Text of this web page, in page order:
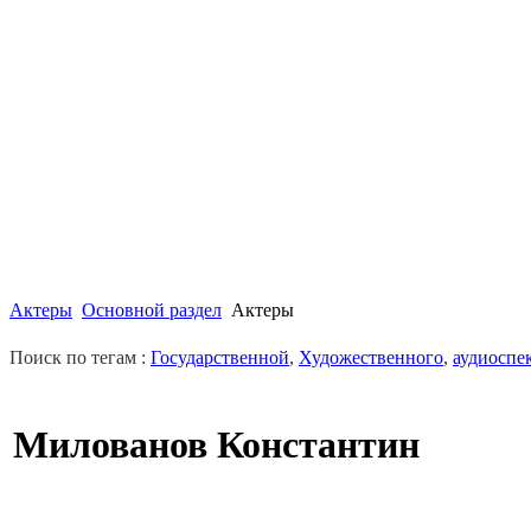
Актеры Основной раздел Актеры
Поиск по тегам : Государственной, Художественного,
Милованов Константин